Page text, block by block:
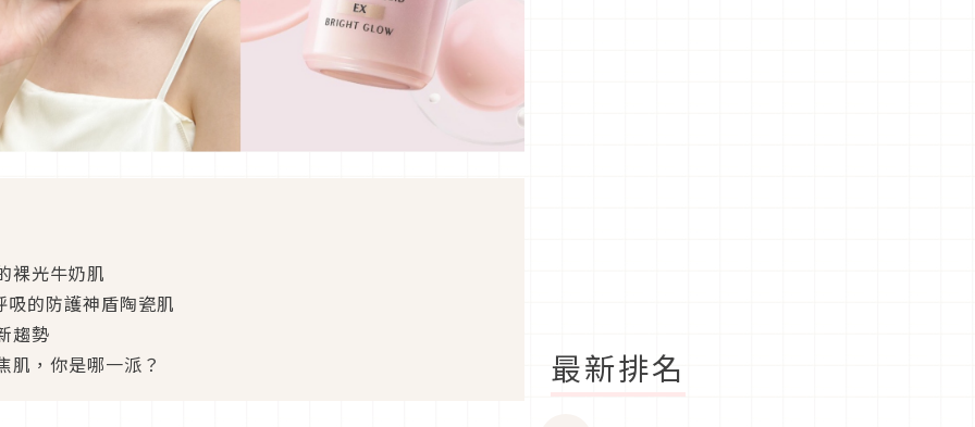
裸光牛奶肌
吸的防護神盾陶瓷肌
趨勢
肌，你是哪一派？
最新排名